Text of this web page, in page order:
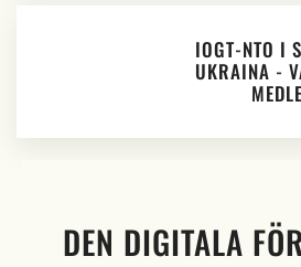
IOGT-NTO I
UKRAINA -
DEN DIGITALA